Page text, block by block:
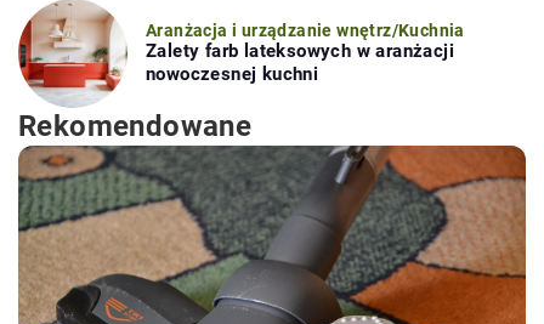
Aranżacja i urządzanie wnętrz/Kuchnia
Zalety farb lateksowych w aranżacji
nowoczesnej kuchni
Rekomendowane